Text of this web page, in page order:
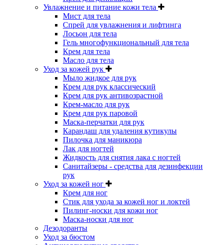
Увлажнение и питание кожи тела
Мист для тела
Спрей для увлажнения и лифтинга
Лосьон для тела
Гель многофункциональный для тела
Крем для тела
Масло для тела
Уход за кожей рук
Мыло жидкое для рук
Крем для рук классический
Крем для рук антивозрастной
Крем-масло для рук
Крем для рук паровой
Маска-перчатки для рук
Карандаш для удаления кутикулы
Пилочка для маникюра
Лак для ногтей
Жидкость для снятия лака с ногтей
Санитайзеры - средства для дезинфекции
рук
Уход за кожей ног
Крем для ног
Стик для ухода за кожей ног и локтей
Пилинг-носки для кожи ног
Маска-носки для ног
Дезодоранты
Уход за бюстом